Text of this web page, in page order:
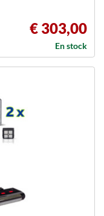
€ 303,00
En stock